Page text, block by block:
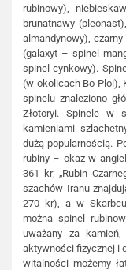
rubinowy),
brunatnawy
almandynowy),
(galaxyt – spinel
spinel cynkowy).
(w okolicach Bo Ploi),
spinelu znaleziono
Złotoryi. Spinele w
kamieniami
dużą popularnością.
rubiny – okaz w
361 kr; „Rubin
szachów Iranu
270 kr), a w
można spinel
uważany za
aktywności fizycznej i
witalności możemy